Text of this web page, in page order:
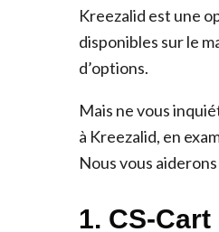
Kreezalid est une
disponibles sur le
d’options.
Mais ne vous
à Kreezalid, en
Nous vous
1. CS-